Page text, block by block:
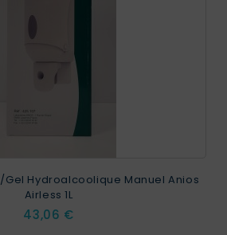
Gel Hydroalcoolique Manuel Anios
Airless 1L
Prix
43,06 €